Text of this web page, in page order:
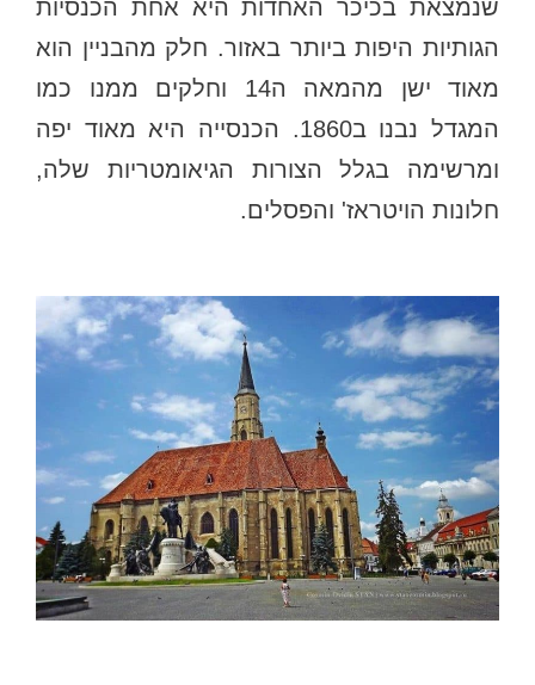
שנמצאת בכיכר האחדות היא אחת הכנסיות
הגותיות היפות ביותר באזור. חלק מהבניין הוא
מאוד ישן מהמאה ה14 וחלקים ממנו כמו
המגדל נבנו ב1860. הכנסייה היא מאוד יפה
ומרשימה בגלל הצורות הגיאומטריות שלה,
חלונות הויטראז' והפסלים.